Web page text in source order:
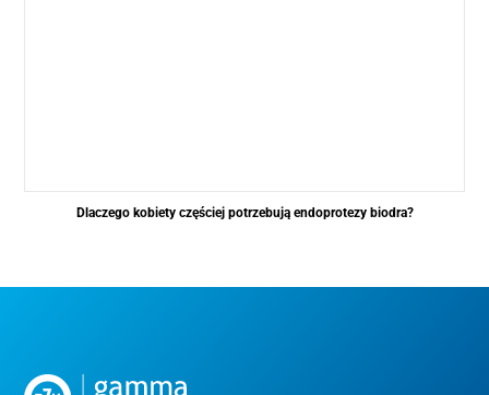
Dlaczego kobiety częściej potrzebują endoprotezy biodra?